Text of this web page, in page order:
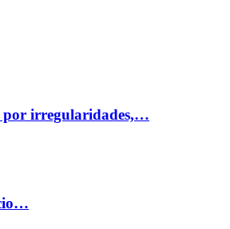
por irregularidades,…